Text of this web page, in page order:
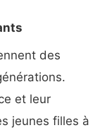
des
et leur
jeunes filles à